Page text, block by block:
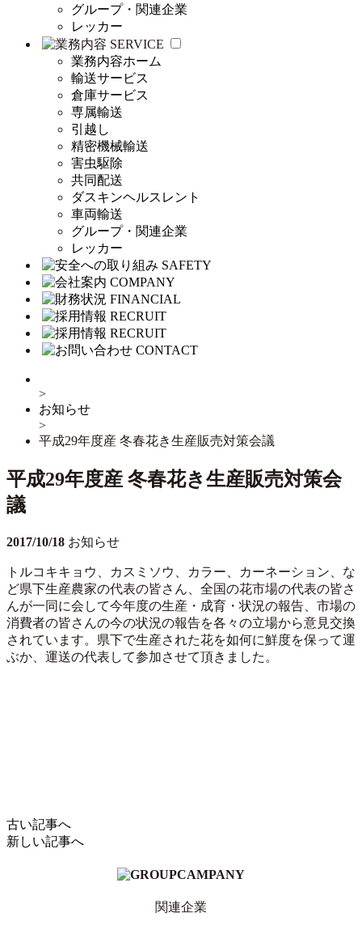
グループ・関連企業
レッカー
SERVICE
業務内容ホーム
輸送サービス
倉庫サービス
専属輸送
引越し
精密機械輸送
害虫駆除
共同配送
ダスキンヘルスレント
車両輸送
グループ・関連企業
レッカー
SAFETY
COMPANY
FINANCIAL
RECRUIT
RECRUIT
CONTACT
>
お知らせ
>
平成29年度産 冬春花き生産販売対策会議
平成29年度産 冬春花き生産販売対策会
議
2017/10/18 お知らせ
トルコキキョウ、カスミソウ、カラー、カーネーション、な
ど県下生産農家の代表の皆さん、全国の花市場の代表の皆さ
んが一同に会して今年度の生産・成育・状況の報告、市場の
消費者の皆さんの今の状況の報告を各々の立場から意見交換
されています。県下で生産された花を如何に鮮度を保って運
ぶか、運送の代表して参加させて頂きました。
古い記事へ
新しい記事へ
関連企業